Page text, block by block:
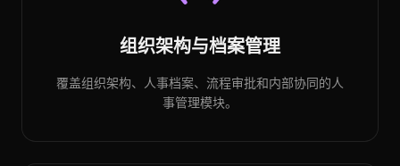
组织架构与档案管理
覆盖组织架构、人事档案、流程审批和内部协同的人
事管理模块。